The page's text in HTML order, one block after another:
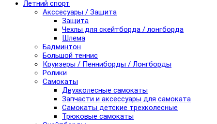
Летний спорт
Акссесуары / Защита
Защита
Чехлы для скейтборда / лонгборда
Шлема
Бадминтон
Большой теннис
Круизеры / Пенниборды / Лонгборды
Ролики
Самокаты
Двухколесные самокаты
Запчасти и аксессуары для самоката
Самокаты детские трехколесные
Трюковые самокаты